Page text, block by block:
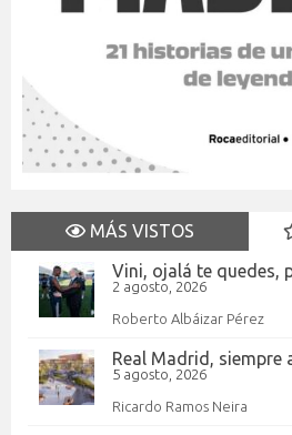
MÁS VISTOS
Vini, ojalá te quedes,
2 agosto, 2026
Roberto Albáizar Pérez
Real Madrid, siempre
5 agosto, 2026
Ricardo Ramos Neira